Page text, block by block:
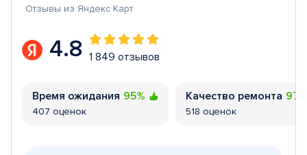
Отзывы из Яндекс Карт
4.8 1 849 отзывов
Время ожидания 95%
407 оценок
Качество ремонта
518 оценок